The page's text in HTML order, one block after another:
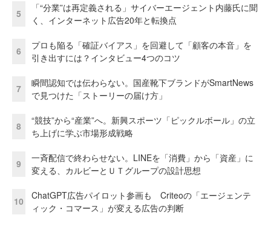
5
「“分業”は再定義される」サイバーエージェント内藤氏に聞
く、インターネット広告20年と転換点
6
プロも陥る「確証バイアス」を回避して「顧客の本音」を
引き出すには？インタビュー4つのコツ
7
瞬間認知では伝わらない。国産靴下ブランドがSmartNews
で見つけた「ストーリーの届け方」
8
“競技”から“産業”へ。新興スポーツ「ピックルボール」の立
ち上げに学ぶ市場形成戦略
9
一斉配信で終わらせない。LINEを「消費」から「資産」に
変える、カルビーとＵＴグループの設計思想
10
ChatGPT広告パイロット参画も Criteoの「エージェンテ
ィック・コマース」が変える広告の判断